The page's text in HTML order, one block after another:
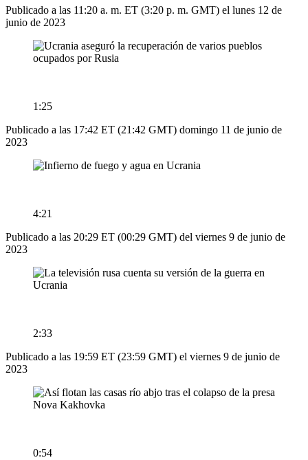
Publicado a las 11:20 a. m. ET (3:20 p. m. GMT) el lunes 12 de
junio de 2023
1:25
Publicado a las 17:42 ET (21:42 GMT) domingo 11 de junio de
2023
4:21
Publicado a las 20:29 ET (00:29 GMT) del viernes 9 de junio de
2023
2:33
Publicado a las 19:59 ET (23:59 GMT) el viernes 9 de junio de
2023
0:54